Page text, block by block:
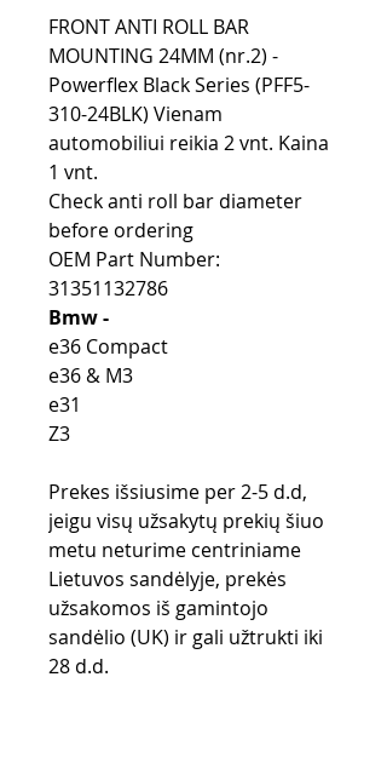
FRONT ANTI ROLL BAR
MOUNTING 24MM (nr.2) -
Powerflex Black Series (PFF5-
310-24BLK) Vienam
automobiliui reikia 2 vnt. Kaina
1 vnt.
Check anti roll bar diameter
before ordering
OEM Part Number:
31351132786
Bmw -
e36 Compact
e36 & M3
e31
Z3
Prekes išsiusime per 2-5 d.d,
jeigu visų užsakytų prekių šiuo
metu neturime centriniame
Lietuvos sandėlyje, prekės
užsakomos iš gamintojo
sandėlio (UK) ir gali užtrukti iki
28 d.d.